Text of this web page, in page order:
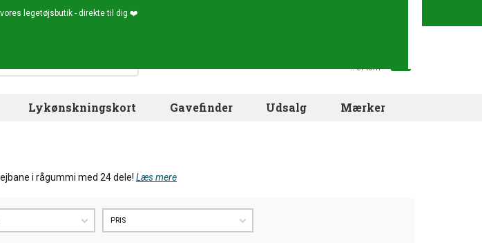
legetøjsbutik - direkte til dig ❤️
.. er tom
Lykønskningskort Gavefinder Udsalg Mærker
i rågummi med 24 dele! Læs mere
PRIS